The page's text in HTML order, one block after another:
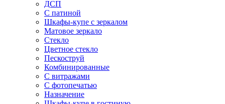
ДСП
С патиной
Шкафы-купе с зеркалом
Матовое зеркало
Стекло
Цветное стекло
Пескоструй
Комбинированные
С витражами
С фотопечатью
Назначение